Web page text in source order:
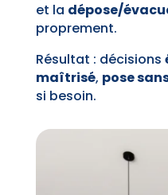
et la dépose/
proprement.
Résultat : décisions
maîtrisé, pose
si besoin.